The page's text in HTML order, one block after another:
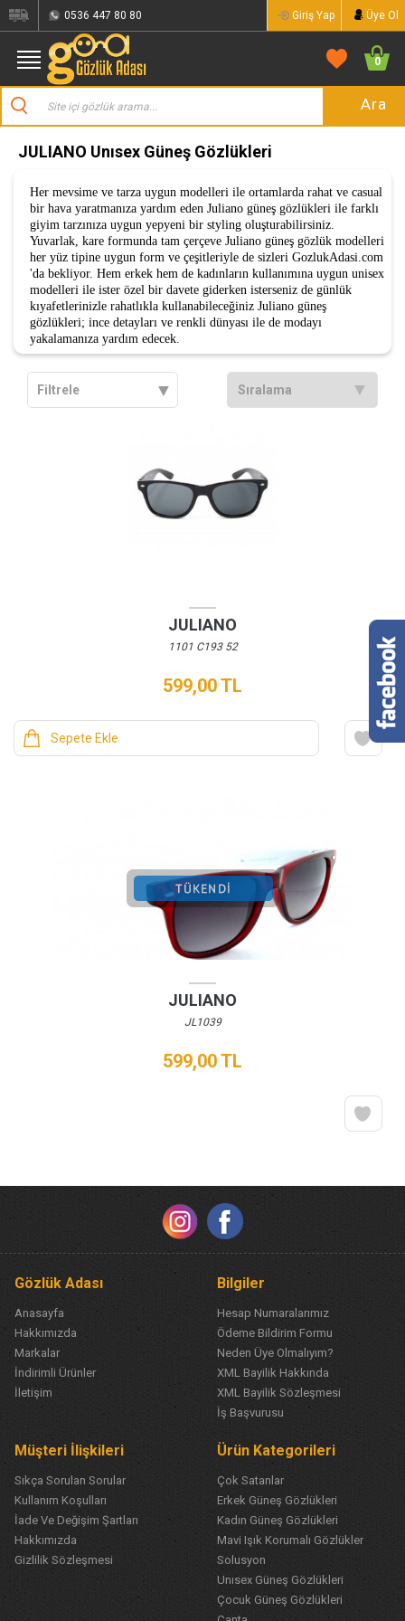
0536 447 80 80 Giriş Yap Üye Ol
0
Unısex Güneş Gözlükleri
JULIANO Unısex Güneş Gözlükleri
Her mevsime ve tarza uygun modelleri ile ortamlarda rahat ve casual
bir hava yaratmanıza yardım eden Juliano güneş gözlükleri ile farklı
giyim tarzınıza uygun yepyeni bir styling oluşturabilirsiniz.
Yuvarlak, kare formunda tam çerçeve Juliano güneş gözlük modelleri
her yüz tipine uygun form ve çeşitleriyle de sizleri GozlukAdasi.com
'da bekliyor. Hem erkek hem de kadınların kullanımına uygun unisex
modelleri ile ister özel bir davete giderken isterseniz de günlük
kıyafetlerinizle rahatlıkla kullanabileceğiniz Juliano güneş
gözlükleri; ince detayları ve renkli dünyası ile de modayı
yakalamanıza yardım edecek.
Filtrele
Sepete Ekle
JULIANO
1101 C193 52
599,00 TL
JULIANO
JL1039
599,00 TL
Gözlük Adası
Anasayfa
Hakkımızda
Markalar
İndirimli Ürünler
İletişim
Bilgiler
Hesap Numaralarımız
Ödeme Bildirim Formu
Neden Üye Olmalıyım?
XML Bayilik Hakkında
XML Bayilik Sözleşmesi
İş Başvurusu
Müşteri İlişkileri
Sıkça Sorulan Sorular
Kullanım Koşulları
İade Ve Değişim Şartları
Hakkımızda
Gizlilik Sözleşmesi
Ürün Kategorileri
Çok Satanlar
Erkek Güneş Gözlükleri
Kadın Güneş Gözlükleri
Mavi Işık Korumalı Gözlükler
Solusyon
Unısex Güneş Gözlükleri
Çocuk Güneş Gözlükleri